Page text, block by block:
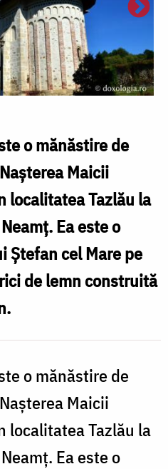
o mănăstire de
Maicii
localitatea Tazlău la
Ea este o
Ștefan cel Mare pe
de lemn construită
o mănăstire de
Maicii
localitatea Tazlău la
Ea este o